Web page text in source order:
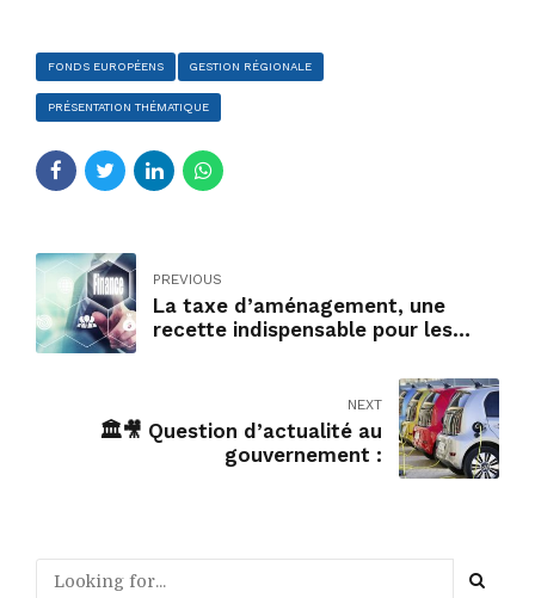
FONDS EUROPÉENS GESTION RÉGIONALE
PRÉSENTATION THÉMATIQUE
PREVIOUS
La taxe d’aménagement, une
recette indispensable pour les
NEXT
🏛🎥 Question d’actualité au
gouvernement :